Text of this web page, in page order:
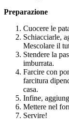
Preparazione
Cuocere le
Schiacciarle,
Mescolare il
Stendere la
imburrata.
Farcire con
farcitura
casa.
Infine,
Mettere nel
Servire!